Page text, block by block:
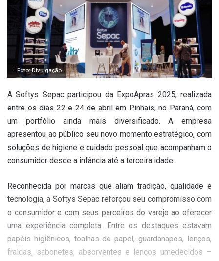
Foto: Divulgação
A Softys Sepac participou da ExpoApras 2025, realizada
entre os dias 22 e 24 de abril em Pinhais, no Paraná, com
um portfólio ainda mais diversificado. A empresa
apresentou ao público seu novo momento estratégico, com
soluções de higiene e cuidado pessoal que acompanham o
consumidor desde a infância até a terceira idade.
Reconhecida por marcas que aliam tradição, qualidade e
tecnologia, a Softys Sepac reforçou seu compromisso com
o consumidor e com seus parceiros do varejo ao oferecer
uma experiência completa. Entre os destaques estavam
papéis higiênicos, toalhas de papel, guardanapos, lenços,
fraldas, sabonetes, absorventes e lenços umedecidos –